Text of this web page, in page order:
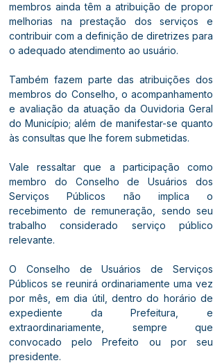
membros ainda têm a atribuição de propor
melhorias na prestação dos serviços e
contribuir com a definição de diretrizes para
o adequado atendimento ao usuário.
Também fazem parte das atribuições dos
membros do Conselho, o acompanhamento
e avaliação da atuação da Ouvidoria Geral
do Município; além de manifestar-se quanto
às consultas que lhe forem submetidas.
Vale ressaltar que a participação como
membro do Conselho de Usuários dos
Serviços Públicos não implica o
recebimento de remuneração, sendo seu
trabalho considerado serviço público
relevante.
O Conselho de Usuários de Serviços
Públicos se reunirá ordinariamente uma vez
por mês, em dia útil, dentro do horário de
expediente da Prefeitura, e
extraordinariamente, sempre que
convocado pelo Prefeito ou por seu
presidente.